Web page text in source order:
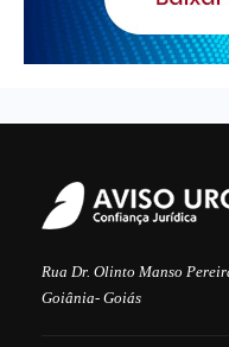
Rua Dr. Olinto Manso
Goiânia- Goiás